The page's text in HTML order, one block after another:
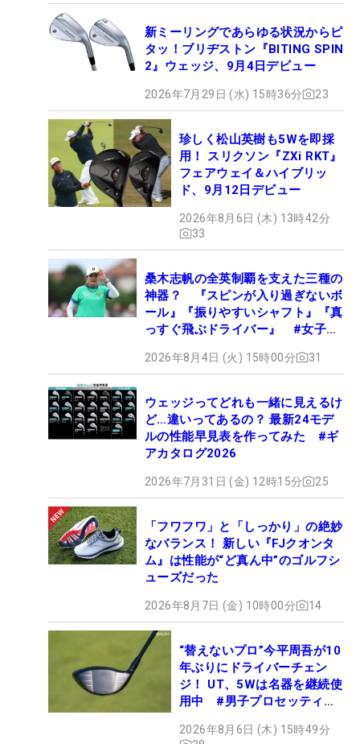
新ミーリングであらゆる状況からピ
タッ！ブリヂストン『BITING SPIN
2』ウェッジ、9月4日デビュー
2026年7月29日 (水) 15時36分 23
珍しく松山英樹も5Wを即採
用！ スリクソン『ZXi RKT』
フェアウェイ＆ハイブリッ
ド、9月12日デビュー
2026年8月6日 (木) 13時42分
33
桑木志帆の全英制覇を支えた三種の
神器？ 『スピンが入り過ぎないボ
ール』『振りやすいシャフト』『真
っすぐ飛ぶドライバー』 #女子プ
2026年8月4日 (火) 15時00分 31
ウェッジってどれも一緒に見えるけ
ど…違いってあるの？ 最新24モデ
ルの性能早見表を作ってみた #ギ
アカタログ2026
2026年7月31日 (金) 12時15分 25
「フワフワ」と「しっかり」の絶妙
なバランス！ 新しい『FJクオンタ
ム』は性能が“ど真ん中”のゴルフシ
ューズだった
2026年8月7日 (金) 10時00分 14
“替えないプロ”今平周吾が10
年ぶりにドライバーチェン
ジ！ UT、5Wは名器を継続使
用中 #男子プロセッティン
2026年8月6日 (木) 15時49分